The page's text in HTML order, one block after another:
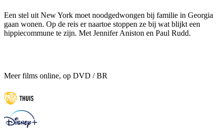
Een stel uit New York moet noodgedwongen bij familie in Georgia
gaan wonen. Op de reis er naartoe stoppen ze bij wat blijkt een
hippiecommune te zijn. Met Jennifer Aniston en Paul Rudd.
Meer films online, op DVD / BR